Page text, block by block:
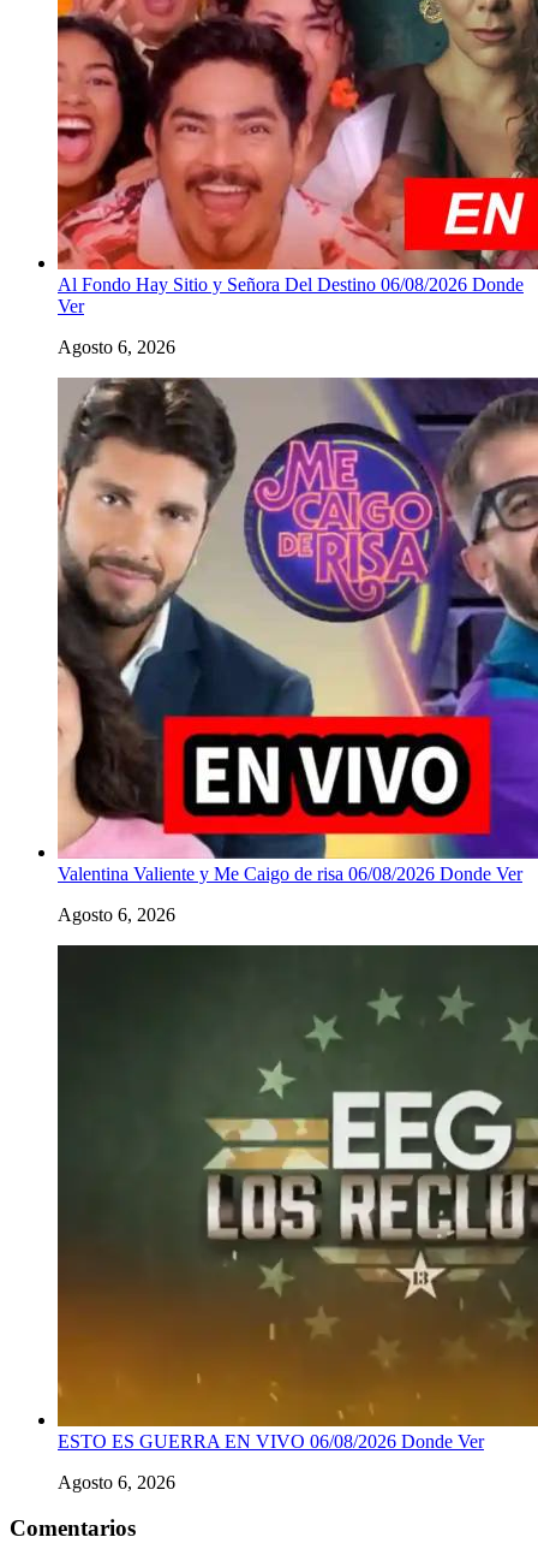
Al Fondo Hay Sitio y Señora Del Destino 06/08/2026 Donde
Ver
Agosto 6, 2026
Valentina Valiente y Me Caigo de risa 06/08/2026 Donde Ver
Agosto 6, 2026
ESTO ES GUERRA EN VIVO 06/08/2026 Donde Ver
Agosto 6, 2026
Comentarios